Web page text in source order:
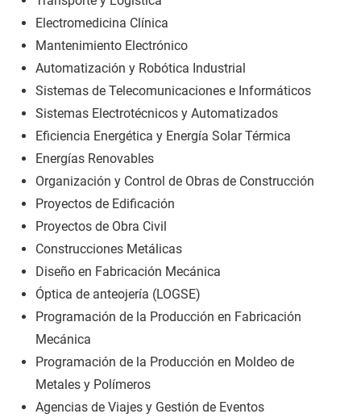
Electromedicina Clínica
Mantenimiento Electrónico
Automatización y Robótica Industrial
Sistemas de Telecomunicaciones e Informáticos
Sistemas Electrotécnicos y Automatizados
Eficiencia Energética y Energía Solar Térmica
Energías Renovables
Organización y Control de Obras de Construcción
Proyectos de Edificación
Proyectos de Obra Civil
Construcciones Metálicas
Diseño en Fabricación Mecánica
Óptica de anteojería (LOGSE)
Programación de la Producción en Fabricación
Mecánica
Programación de la Producción en Moldeo de
Metales y Polímeros
Agencias de Viajes y Gestión de Eventos